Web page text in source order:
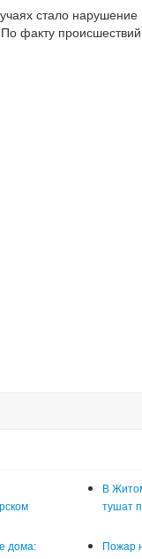
стало
факту
В
тушат
дома:
Пожар